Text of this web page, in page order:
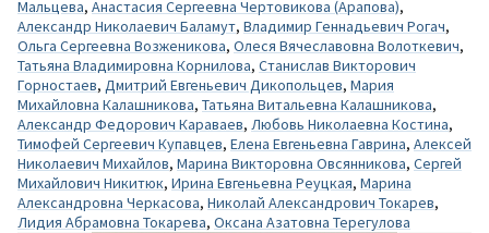
Мальцева, Анастасия Сергеевна Чертовикова (Арапова),
Александр Николаевич Баламут, Владимир Геннадьевич Рогач,
Ольга Сергеевна Возженикова, Олеся Вячеславовна Волоткевич,
Татьяна Владимировна Корнилова, Станислав Викторович
Горностаев, Дмитрий Евгеньевич Дикопольцев, Мария
Михайловна Калашникова, Татьяна Витальевна Калашникова,
Александр Федорович Караваев, Любовь Николаевна Костина,
Тимофей Сергеевич Купавцев, Елена Евгеньевна Гаврина, Алексей
Николаевич Михайлов, Марина Викторовна Овсянникова, Сергей
Михайлович Никитюк, Ирина Евгеньевна Реуцкая, Марина
Александровна Черкасова, Николай Александрович Токарев,
Лидия Абрамовна Токарева, Оксана Азатовна Терегулова